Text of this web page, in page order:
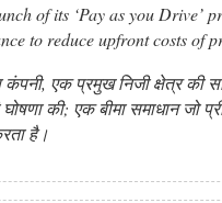
of its ‘Pay as you Drive’
to reduce upfront costs of
कंपनी, एक प्रमुख निजी क्षेत्र की
की; एक बीमा समाधान जो
है।